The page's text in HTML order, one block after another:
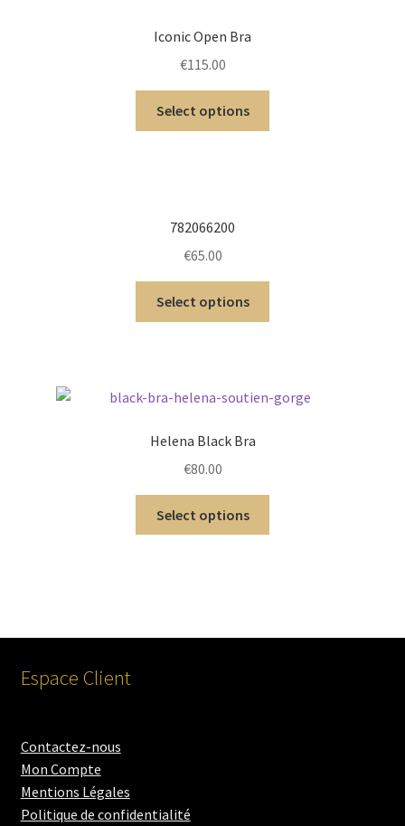
Iconic Open Bra
€115.00
Select options
782066200
€65.00
Select options
Helena Black Bra
€80.00
Select options
Espace Client
Contactez-nous
Mon Compte
Mentions Légales
Politique de confidentialité